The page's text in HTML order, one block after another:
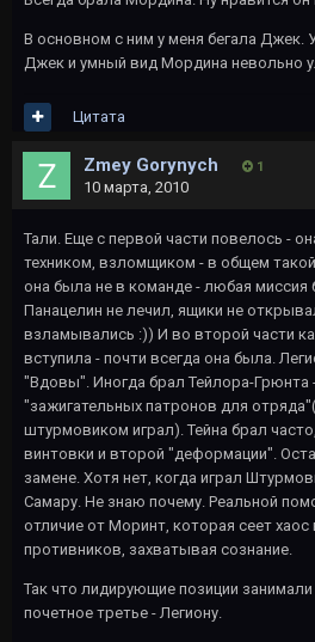
В основном с ним у меня бегала Джек.
Джек и умный вид Мордина невольно
Цитата
Zmey Gorynych 1
10 марта, 2010
Тали. Еще с первой части повелось -
техником, взломщиком - в общем
она была не в команде - любая миссия
Панацелин не лечил, ящики не
взламывались :)) И во второй части
вступила - почти всегда она была.
"Вдовы". Иногда брал Тейлора-Грюнта
"зажигательных патронов для
штурмовиком играл). Тейна брал
винтовки и второй "деформации".
замене. Хотя нет, когда играл
Самару. Не знаю почему. Реальной
отличие от Моринт, которая сеет хаос
противников, захватывая сознание.
Так что лидирующие позиции
почетное третье - Легиону.